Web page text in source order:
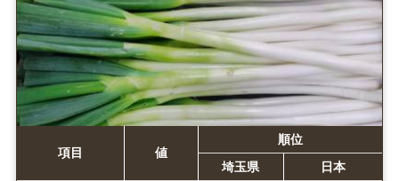
項目 値
順位
埼玉県
日本